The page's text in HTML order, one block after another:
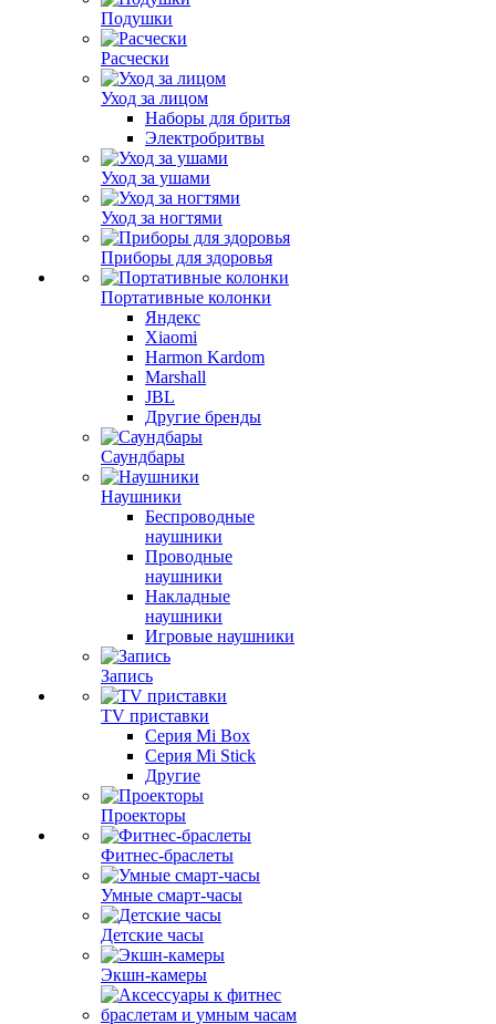
Подушки
Расчески
Уход за лицом
Наборы для бритья
Электробритвы
Уход за ушами
Уход за ногтями
Приборы для здоровья
Портативные колонки
Яндекс
Xiaomi
Harmon Kardom
Marshall
JBL
Другие бренды
Саундбары
Наушники
Беспроводные
наушники
Проводные
наушники
Накладные
наушники
Игровые наушники
Запись
TV приставки
Серия Mi Box
Серия Mi Stick
Другие
Проекторы
Фитнес-браслеты
Умные смарт-часы
Детские часы
Экшн-камеры